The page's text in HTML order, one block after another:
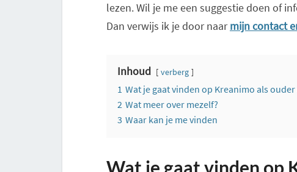
lezen. Wil je me een suggestie doen of
Dan verwijs ik je door naarmijn contact
Inhoud verberg
1 Wat je gaat vinden op Kreanimo als
2 Wat meer over mezelf?
3 Waar kan je me vinden
Wat je gaat vinden op